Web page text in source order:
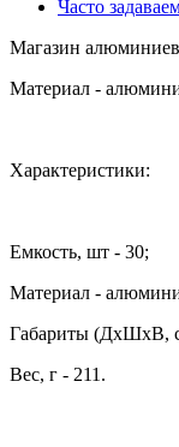
Часто
Магазин
Материал -
Характеристики:
Емкость, шт - 30;
Материал -
Габариты (ДхШхВ,
Вес, г - 211.